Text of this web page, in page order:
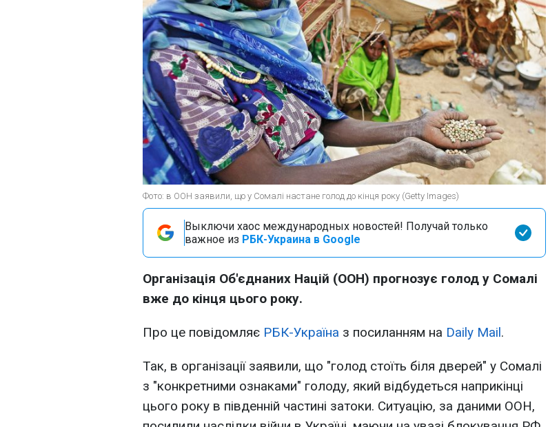
Фото: в ООН заявили, що у Сомалі настане голод до кінця року (Getty Images)
Выключи хаос международных новостей! Получай только
важное из РБК-Украина в Google
Організація Об'єднаних Націй (ООН) прогнозує голод у Сомалі
вже до кінця цього року.
Про це повідомляє РБК-Україна з посиланням на Daily Mail.
Так, в організації заявили, що "голод стоїть біля дверей" у Сомалі
з "конкретними ознаками" голоду, який відбудеться наприкінці
цього року в південній частині затоки. Ситуацію, за даними ООН,